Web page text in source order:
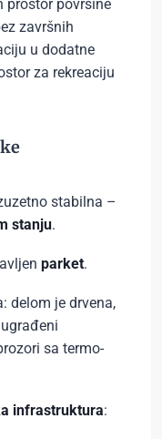
prostor površine
završnih
u dodatne
za rekreaciju
stabilna –
stanju.
parket.
delom je drvena,
sa termo-
infrastruktura: